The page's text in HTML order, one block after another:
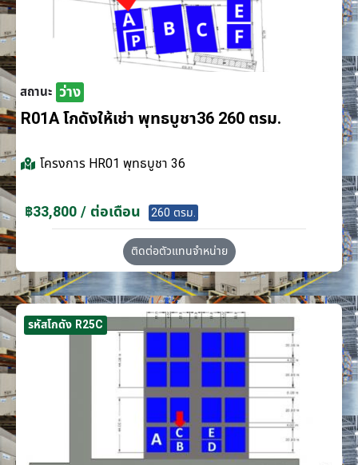
สถานะ ว่าง
R01A โกดังให้เช่า พุทธบูชา36 260 ตรม.
โครงการ HR01 พุทธบูชา 36
฿33,800 / ต่อเดือน 260 ตรม.
ติดต่อตัวแทนจำหน่าย
รหัสโกดัง R25C